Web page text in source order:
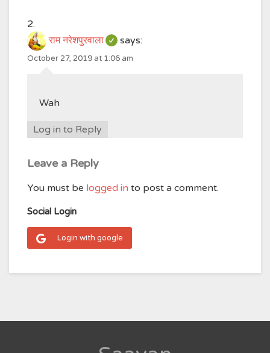
राम नरेशपुरवाला says:
October 27, 2019 at 1:06 am
Wah
Log in to Reply
Leave a Reply
You must be logged in to post a comment.
Social Login
Login with google